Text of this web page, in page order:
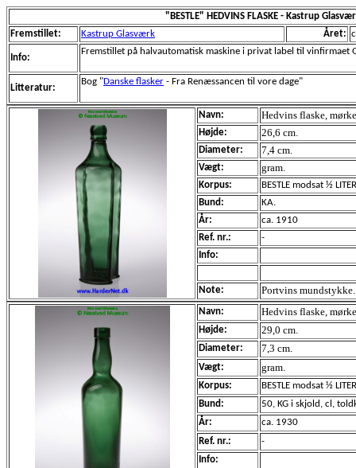
"BESTLE" HEDVINS FLASKE - Kastrup
Fremstillet:
Kastrup Glasværk Året:
Info:
Fremstillet på halvautomatisk maskine i privat label til vinfirmaet
Litteratur:
Bog "Danske flasker - Fra Renæssancen til vore dage"
Navn: Hedvins flaske,
Højde: 26,6 cm.
Diameter: 7,4 cm.
Vægt: gram.
Korpus:
BESTLE modsat ½
Bund:
KA.
År:
ca. 1910
Ref. nr.:
-
Info:
Note: Portvins
Navn: Hedvins flaske,
Højde: 29,0 cm.
Diameter: 7,3 cm.
Vægt: gram.
Korpus:
BESTLE modsat ½
Bund:
50, KG i skjold, cl,
År:
ca. 1930
Ref. nr.:
-
Info: